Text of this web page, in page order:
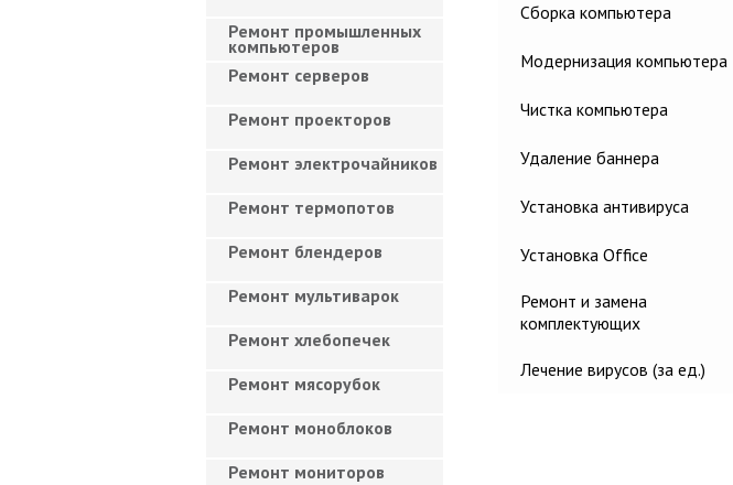
Сборка компьютера
Модернизация компьютера
Чистка компьютера
Удаление баннера
Установка антивируса
Установка Office
Ремонт и замена
комплектующих
Лечение вирусов (за ед.)
Ремонт промышленных
компьютеров
Ремонт серверов
Ремонт проекторов
Ремонт электрочайников
Ремонт термопотов
Ремонт блендеров
Ремонт мультиварок
Ремонт хлебопечек
Ремонт мясорубок
Ремонт моноблоков
Ремонт мониторов